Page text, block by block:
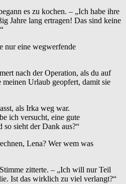
es zu kochen. – „Ich habe ihre
Jahre lang ertragen! Das sind keine
nur eine wegwerfende
nach der Operation, als du auf
meinen Urlaub geopfert, damit sie
als Irka weg war.
ich versucht, eine gute
so sieht der Dank aus?“
Lena? Wer wem was
zitterte. – „Ich will nur Teil
Ist das wirklich zu viel verlangt?“